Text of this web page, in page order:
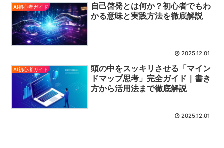
AI初心者ガイド
自己啓発とは何か？初心者でもわ
かる意味と実践方法を徹底解説
2025.12.01
AI初心者ガイド
頭の中をスッキリさせる「マイン
ドマップ思考」完全ガイド｜書き
方から活用法まで徹底解説
2025.12.01